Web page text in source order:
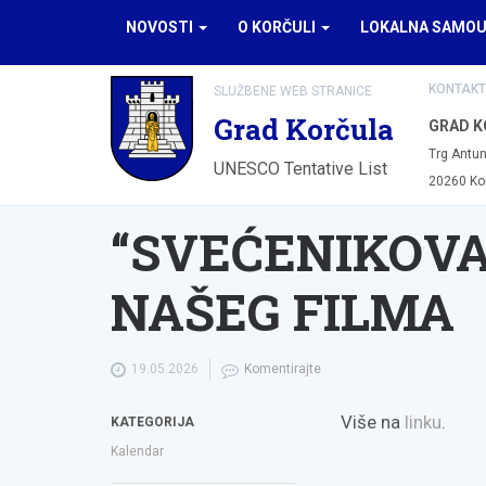
NOVOSTI O KORČULI LOKALNA
SLUŽBENE WEB STRANICE
Grad Korčula
UNESCO Tentative List
GRAD
Trg
20260
NAŠEG FILMA
19.05.2026 Komentirajte
Više na linku.
KATEGORIJA
Kalendar